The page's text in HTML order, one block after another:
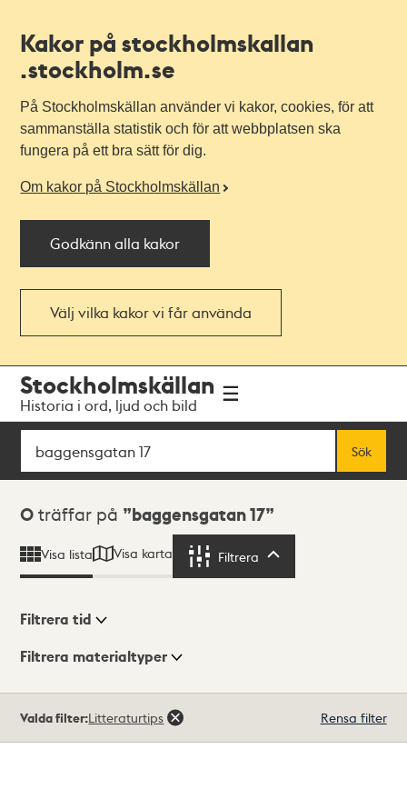
Kakor på stockholmskallan
.stockholm.se
På Stockholmskällan använder vi kakor, cookies, för att
sammanställa statistik och för att webbplatsen ska
fungera på ett bra sätt för dig.
Om kakor på Stockholmskällan
Godkänn alla kakor
Välj vilka kakor vi får använda
navigationen
huvudinnehållet
Stockholmskällan
Historia i ord, ljud och bild
Sök
Sök
Sökresultat
0 träffar på baggensgatan 17
Visa lista Visa karta Filtrera
Visningsläge
Filtrera tid
Filtrera materialtyper
träffar
Valda filter:Litteraturtips Rensa filter